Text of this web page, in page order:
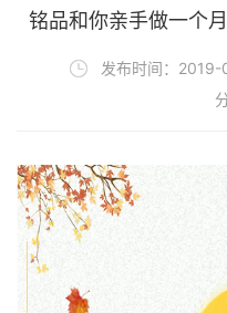
铭品和你亲手做一个
发布时间：